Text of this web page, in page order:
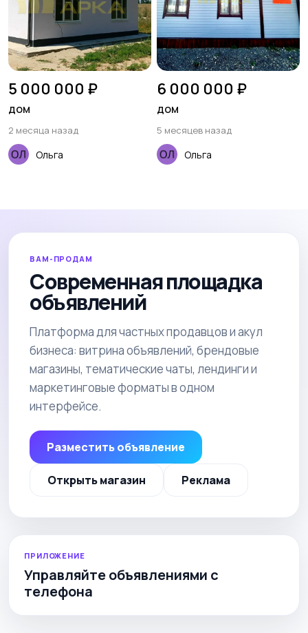
5 000 000 ₽
дом
2 месяца назад
Ольга
6 000 000 ₽
дом
5 месяцев назад
Ольга
ВАМ-ПРОДАМ
Современная площадка
объявлений
Платформа для частных продавцов и акул
бизнеса: витрина объявлений, брендовые
магазины, тематические чаты, лендинги и
маркетинговые форматы в одном
интерфейсе.
Разместить объявление
Открыть магазин Реклама
ПРИЛОЖЕНИЕ
Управляйте объявлениями с
телефона